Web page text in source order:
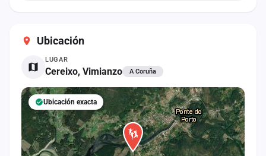
Ubicación
LUGAR
Cereixo, Vimianzo A Coruña
Ubicación exacta